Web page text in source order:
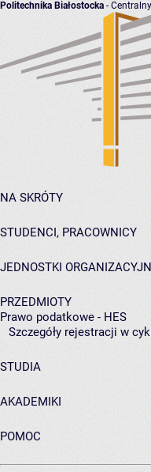
Politechnika Białostocka -
NA SKRÓTY
STUDENCI, PRACOWNICY
JEDNOSTKI
PRZEDMIOTY
Prawo podatkowe - HES
Szczegóły rejestracji w
STUDIA
AKADEMIKI
POMOC